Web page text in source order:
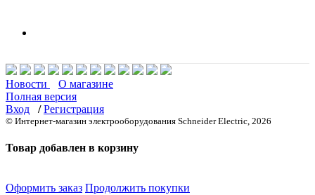
Новости
О магазине
Полная версия
Вход
/ Регистрация
© Интернет-магазин электрооборудования Schneider Electric, 2026
Товар добавлен в корзину
Оформить заказ Продолжить покупки